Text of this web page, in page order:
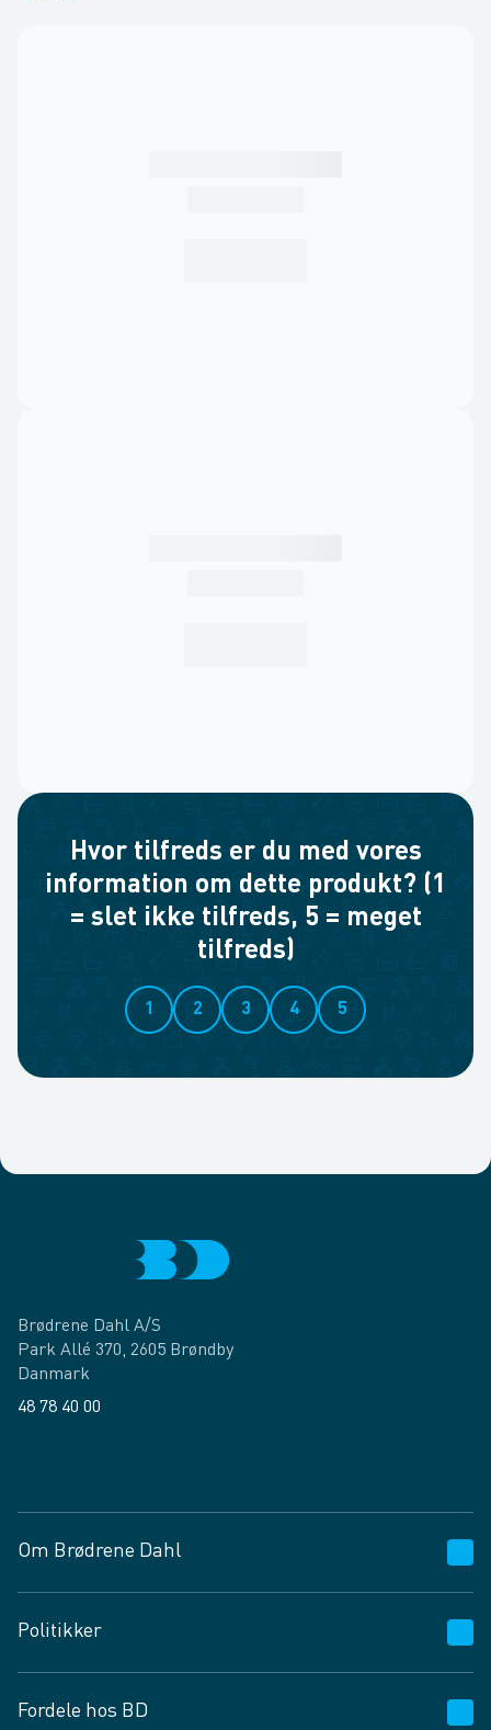
Hvor tilfreds er du med vores
information om dette produkt? (1
= slet ikke tilfreds, 5 = meget
tilfreds)
1 2 3 4 5
Brødrene Dahl A/S
Park Allé 370, 2605 Brøndby
Danmark
48 78 40 00
Om Brødrene Dahl
Vagttelefon 30 10 89 89
Spørgsmål og svar
Job og karriere
Politikker
Privatlivspolitik
Fordele hos BD